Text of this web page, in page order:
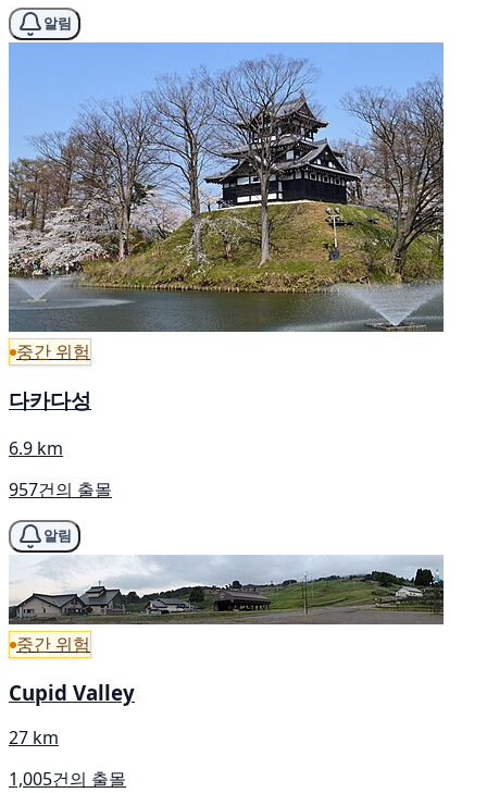
알림
중간 위험
다카다성
6.9 km
957건의 출몰
알림
중간 위험
Cupid Valley
27 km
1,005건의 출몰